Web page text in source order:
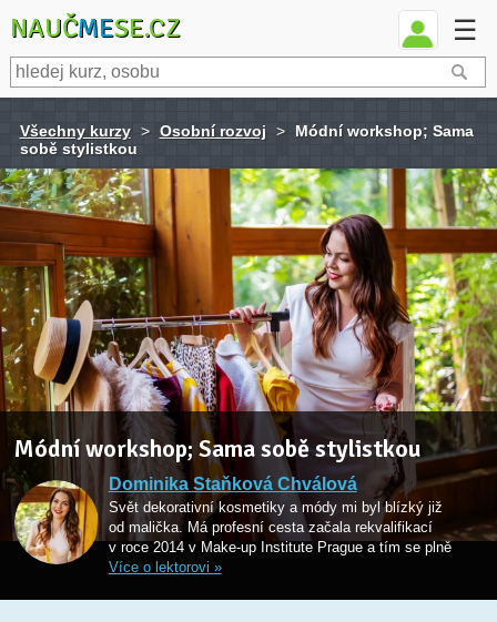
NAUČMESE.CZ ☰
Všechny kurzy > Osobní rozvoj >
Módní workshop; Sama
sobě stylistkou
Módní workshop; Sama sobě stylistkou
Dominika Staňková Chválová
Svět dekorativní kosmetiky a módy mi byl blízký již
od malička. Má profesní cesta začala rekvalifikací
v roce 2014 v Make-up Institute Prague a tím se plně
Více o lektorovi »